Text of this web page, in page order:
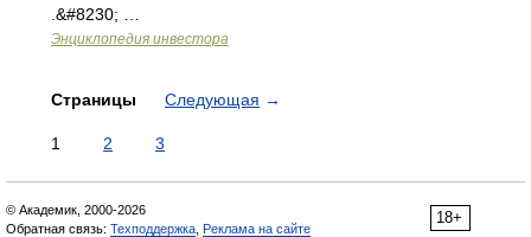
.&#8230; …
Энциклопедия инвестора
Страницы Следующая →
1 2 3
18+
© Академик, 2000-2026
Обратная связь: Техподдержка Реклама на сайте